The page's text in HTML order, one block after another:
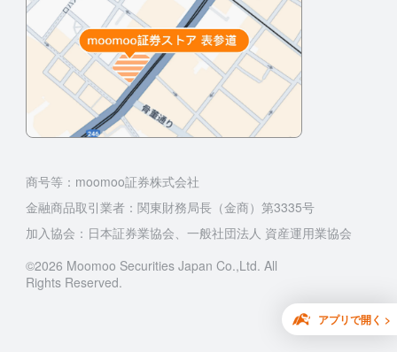
アプリで開く >
商号等：moomoo証券株式会社
金融商品取引業者：関東財務局長（金商）第3335号
加入協会：日本証券業協会、一般社団法人 資産運用業協会
©2026 Moomoo Securities Japan Co.,Ltd. All
Rights Reserved.